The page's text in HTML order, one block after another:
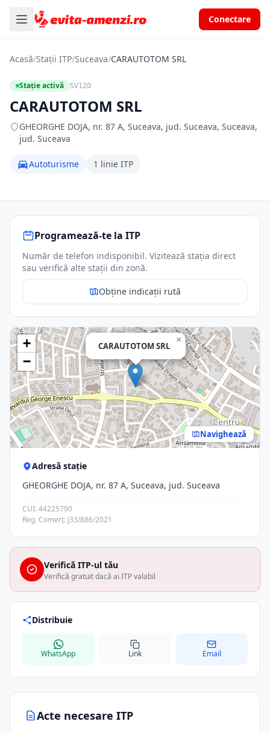
Conectare
Acasă/Stații ITP/Suceava/CARAUTOTOM SRL
Stație activă SV120
CARAUTOTOM SRL
GHEORGHE DOJA, nr. 87 A, Suceava, jud. Suceava, Suceava,
jud. Suceava
Autoturisme 1 linie ITP
Acte necesare ITP
Programează-te la ITP
Număr de telefon indisponibil. Vizitează stația direct
sau verifică alte stații din zonă.
Obține indicații rută
CARAUTOTOM SRL
×
+
−
Navighează
Adresă stație
GHEORGHE DOJA, nr. 87 A, Suceava, jud. Suceava
CUI: 44225790
Reg. Comerț: J33/886/2021
Verifică ITP-ul tău
Verifică gratuit dacă ai ITP valabil
Distribuie
WhatsApp Link Email